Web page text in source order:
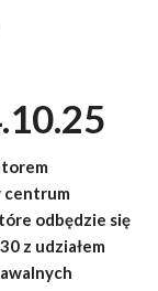
centrum
odbędzie się
z udziałem